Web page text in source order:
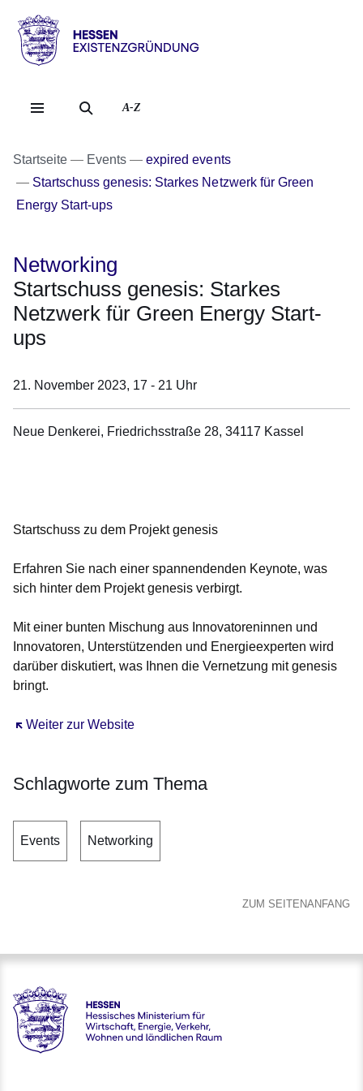
Direkt zum Kopf der
Direkt zum Inhalt
Direkt zum Fuß der
Hessen
Existenzgründung
A-Z
Startseite Events
expired events
Startschuss genesis: Starkes Netzwerk für Green
Energy Start-ups
Networking
Startschuss genesis: Starkes
Netzwerk für Green Energy Start-
ups
21. November 2023, 17 - 21 Uhr
Neue Denkerei, Friedrichsstraße 28, 34117 Kassel
Startschuss zu dem Projekt genesis
Erfahren Sie nach einer spannendenden Keynote, was
sich hinter dem Projekt genesis verbirgt.
Mit einer bunten Mischung aus Innovatoreninnen und
Innovatoren, Unterstützenden und Energieexperten wird
darüber diskutiert, was Ihnen die Vernetzung mit genesis
bringt.
Weiter zur Website
Öffnet sich in einem neuen Fenster
Schlagworte zum Thema
Events Networking
ZUM SEITENANFANG
Hessen - Hessisches Ministerium für Wirtschaft, Energie,